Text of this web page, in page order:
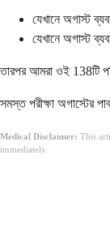
যেখানে অগাস্ট
যেখানে অগাস্ট
তারপর আমরা ওই 138টি
সমস্ত পরীক্ষা অগাস্টের
Medical Disclaimer: This
immediately.